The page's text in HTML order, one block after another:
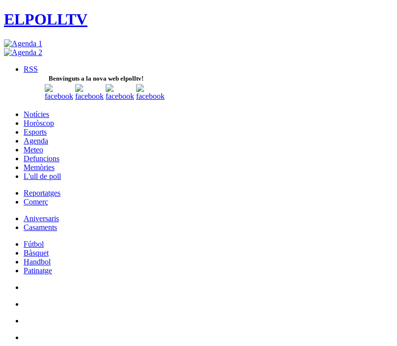
ELPOLLTV
RSS
Benvinguts a la nova web elpolltv!
Notícies
Horòscop
Esports
Agenda
Meteo
Defuncions
Memòries
L'ull de poll
Reportatges
Comerç
Aniversaris
Casaments
Fútbol
Bàsquet
Handbol
Patinatge